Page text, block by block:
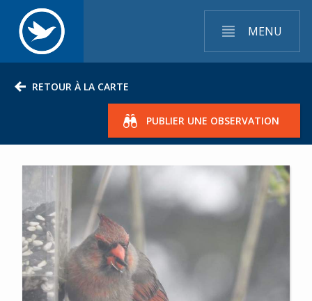
MENU
RETOUR À LA CARTE
PUBLIER UNE OBSERVATION